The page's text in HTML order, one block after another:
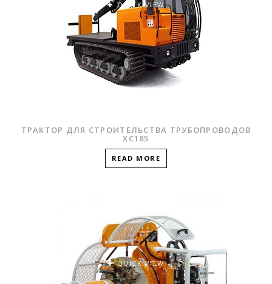
QUICK VIEW
ТРАКТОР ДЛЯ СТРОИТЕЛЬСТВА ТРУБОПРОВОДОВ
XC185
READ MORE
QUICK VIEW